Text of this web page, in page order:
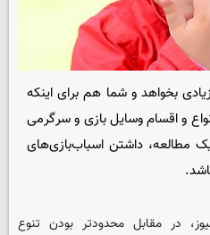
بخواهد و شما هم برای اینکه
و اقسام وسایل بازی و سرگرمی
مطالعه، داشتن اسباب‌بازی‌های
، در مقابل محدودتر بودن تنوع